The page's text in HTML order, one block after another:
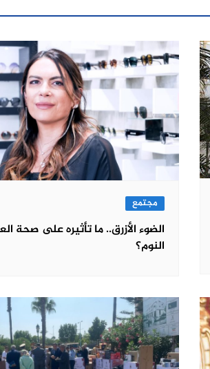
مجتمع
الضوء الأزرق.. ما تأثيره على صحة
النوم؟